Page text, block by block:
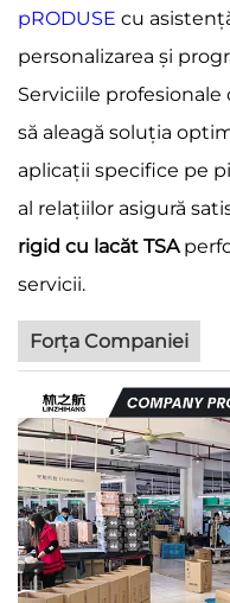
pRODUSE cu
personalizarea și
Serviciile
să aleagă soluția
aplicații specifice pe
al relațiilor asigură
rigid cu lacăt TSA
servicii.
Forța Companiei